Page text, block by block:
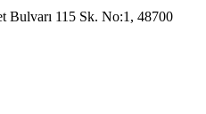
Bulvarı 115 Sk. No:1, 48700